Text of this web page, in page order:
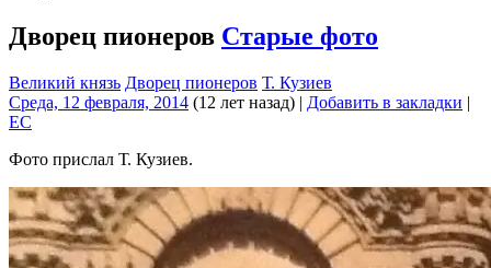
Дворец пионеров Старые фото
Великий князь Дворец пионеров Т. Кузиев
Среда, 12 февраля, 2014 (12 лет назад) | Добавить в закладки |
EC
Фото прислал Т. Кузиев.